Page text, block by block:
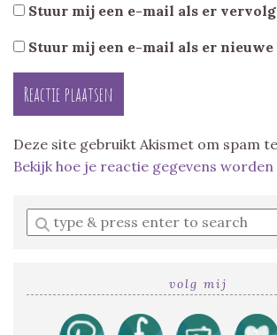
Stuur mij een e-mail als er
Stuur mij een e-mail als er
Deze site gebruikt Akismet om spam
Bekijk hoe je reactie gegevens
Enter
a
volg mij